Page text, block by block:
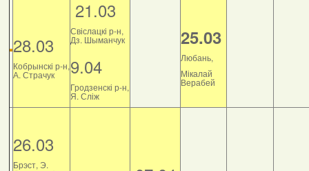
28.03
Кобрынскі р-н,
А. Страчук
21.03
Свіслацкі р-н,
Дз. Шыманчук
9.04
Гродзенскі р-н,
Я. Сліж
25.03
Любань,
Мікалай
Верабей
26.03
Брэст, Э.